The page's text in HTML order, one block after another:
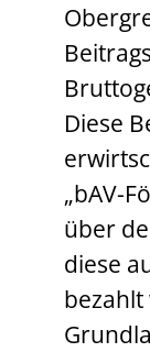
Diese
„bAV-
über
diese